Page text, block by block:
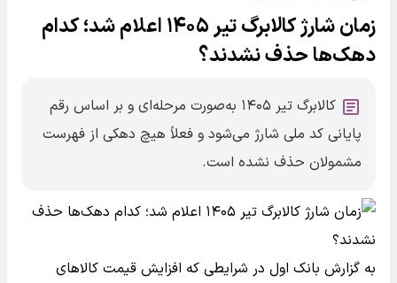
زمان شارژ کالابرگ تیر ۱۴۰۵ اعلام شد؛ کدام
دهک‌ها حذف نشدند؟
کالابرگ تیر ۱۴۰۵ به‌صورت مرحله‌ای و بر اساس رقم
پایانی کد ملی شارژ می‌شود و فعلاً هیچ دهکی از فهرست
مشمولان حذف نشده است.
به گزارش بانک اول در شرایطی که افزایش قیمت کالاهای